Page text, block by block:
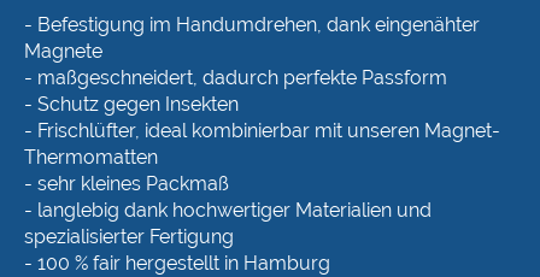
- Befestigung im Handumdrehen, dank eingenähter
Magnete
- maßgeschneidert, dadurch perfekte Passform
- Schutz gegen Insekten
- Frischlüfter, ideal kombinierbar mit unseren Magnet-
Thermomatten
- sehr kleines Packmaß
- langlebig dank hochwertiger Materialien und
spezialisierter Fertigung
- 100 % fair hergestellt in Hamburg